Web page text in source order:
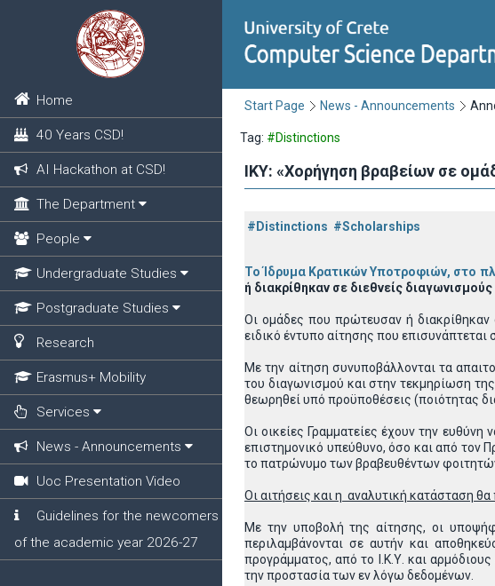
Home
40 Years CSD!
AI Hackathon at CSD!
The Department
People
Undergraduate Studies
Postgraduate Studies
Research
Erasmus+ Mobility
Services
News - Announcements
Uoc Presentation Video
Guidelines for the newcomers
of the academic year 2026-27
Start Page News - Announcements
Tag: #Distinctions
IKY: «Χορήγηση βραβείων σε
#Distinctions #Scholarships
Το Ίδρυμα Κρατικών Υποτροφιών, στο
ή διακρίθηκαν σε διεθνείς διαγωνισμούς
Οι ομάδες που πρώτευσαν ή διακρίθηκαν
ειδικό έντυπο αίτησης που επισυνάπτεται
Με την αίτηση συνυποβάλλονται τα
του διαγωνισμού και στην τεκμηρίωση
θεωρηθεί υπό προϋποθέσεις (ποιότητας
Οι οικείες Γραμματείες έχουν την
επιστημονικό υπεύθυνο, όσο και από τον
το πατρώνυμο των βραβευθέντων
Οι αιτήσεις και η αναλυτική κατάσταση
Με την υποβολή της αίτησης, οι
περιλαμβάνονται σε αυτήν και
προγράμματος, από το Ι.Κ.Υ. και
την προστασία των εν λόγω δεδομένων.